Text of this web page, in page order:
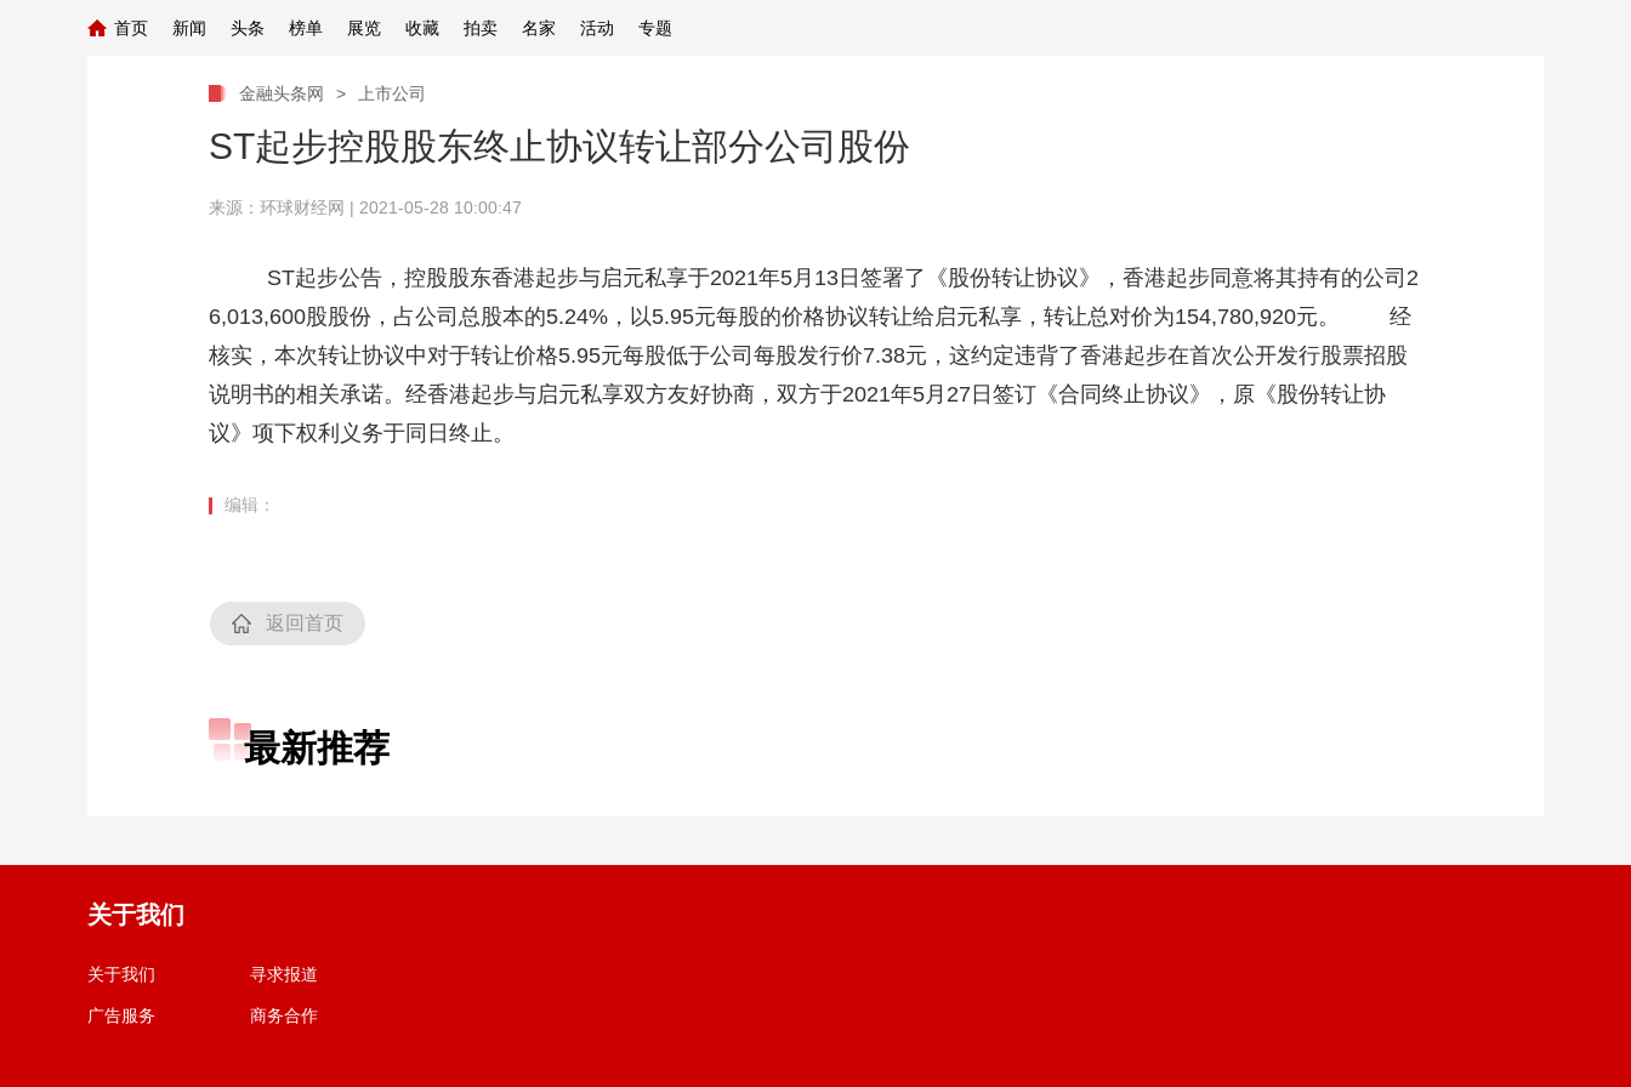
首页 新闻 头条 榜单 展览 收藏 拍卖 名家 活动 专题
金融头条网 > 上市公司
ST起步控股股东终止协议转让部分公司股份
来源： 环球财经网 | 2021-05-28 10:00:47
ST起步公告，控股股东香港起步与启元私享于2021年5月13日签署了《股份转让协议》，香港起步同意将其持有的公司2
6,013,600股股份，占公司总股本的5.24%，以5.95元每股的价格协议转让给启元私享，转让总对价为154,780,920元。 经
核实，本次转让协议中对于转让价格5.95元每股低于公司每股发行价7.38元，这约定违背了香港起步在首次公开发行股票招股
说明书的相关承诺。经香港起步与启元私享双方友好协商，双方于2021年5月27日签订《合同终止协议》，原《股份转让协
议》项下权利义务于同日终止。
编辑：
返回首页
最新推荐
关于我们
关于我们 寻求报道
广告服务 商务合作